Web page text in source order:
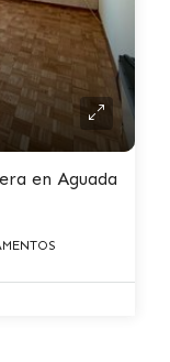
en Aguada